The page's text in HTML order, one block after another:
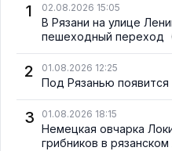
1
02.08.2026 15:05
В Рязани на улице
пешеходный переход
2 01.08.2026 12:25
Под Рязанью появится
3 01.08.2026 18:15
Немецкая овчарка
грибников в рязанском